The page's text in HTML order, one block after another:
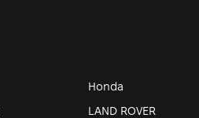
Honda
LAND ROVER